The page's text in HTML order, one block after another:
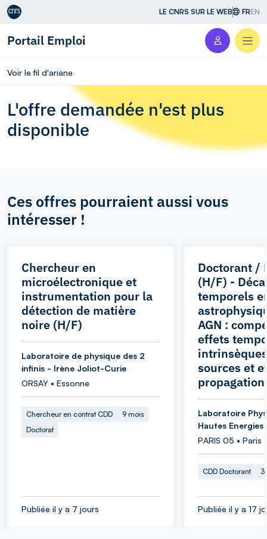
Aller au contenu LE CNRS SUR LE WEB FREN
Portail Emploi
Voir le fil d'ariane
L'offre demandée n'est plus
disponible
Ces offres pourraient aussi vous
intéresser !
Chercheur en
microélectronique et
instrumentation pour la
détection de matière
noire (H/F)
Laboratoire de physique des 2
infinis - Irène Joliot-Curie
ORSAY • Essonne
Chercheur en contrat CDD
9 mois
Doctorat
Publiée il y a 7 jours
Doctorant /
(H/F) -
temporels
AGN :
effets
sources et
propagation
Laboratoire
Hautes Energies
PARIS 05 • Paris
CDD Doctorant
Publiée il y a 17